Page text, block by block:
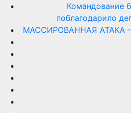
Командование
поблагодарило
МАССИРОВАННАЯ АТАКА